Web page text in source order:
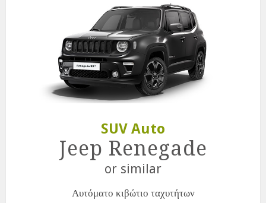
SUV Auto
Jeep Renegade
or similar
Αυτόματο κιβώτιο ταχυτήτων